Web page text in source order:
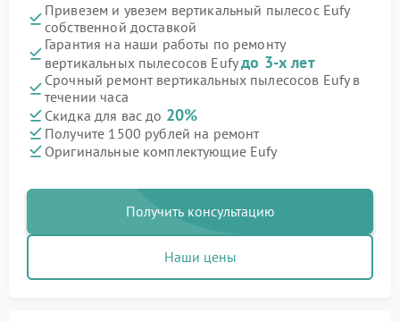
Привезем и увезем вертикальный пылесос Eufy
собственной доставкой
Гарантия на наши работы по ремонту
вертикальных пылесосов Eufyдо 3-х лет
Срочный ремонт вертикальных пылесосов Eufy в
течении часа
Скидка для вас до 20%
Получите 1500 рублей на ремонт
Оригинальные комплектующие Eufy
Получить консультацию
Наши цены